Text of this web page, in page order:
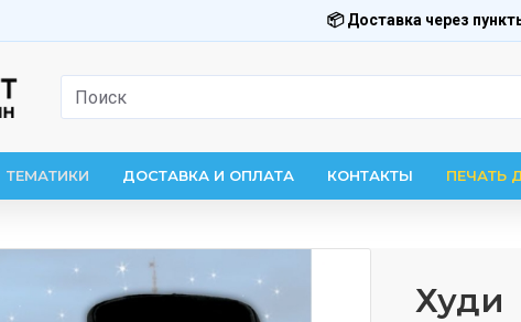
📦 Доставка через
ТЕМАТИКИ ДОСТАВКА И ОПЛАТА КОНТАКТЫ ПЕЧАТЬ
Худи